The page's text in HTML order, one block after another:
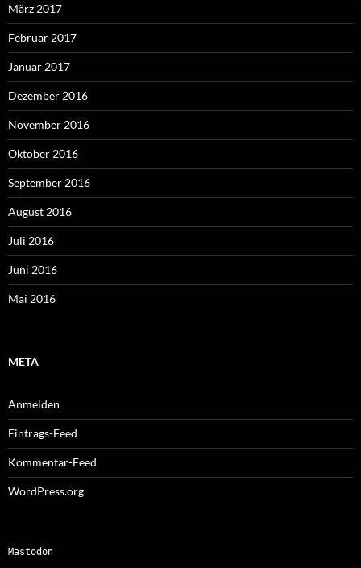
März 2017
Februar 2017
Januar 2017
Dezember 2016
November 2016
Oktober 2016
September 2016
August 2016
Juli 2016
Juni 2016
Mai 2016
META
Anmelden
Eintrags-Feed
Kommentar-Feed
WordPress.org
Mastodon